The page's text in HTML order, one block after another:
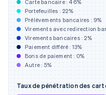
Carte bancaire : 46%
Portefeuilles : 22%
Prélèvements bancaires : 9%
Virements avec redirection
Virements bancaires : 2%
Paiement différé : 13%
Bons de paiement : 0%
Autre : 5%
Taux de pénétration des
EnglishEspañol
Finlande
EnglishSvenska
France
FrançaisEnglish
Gibraltar
English